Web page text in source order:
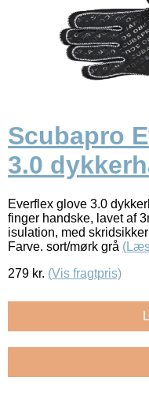
Scubapro
3.0
Everflex glove 3.0
finger handske, lavet af
isulation, med
Farve. sort/mørk grå
279 kr. (Vis fragtpris)